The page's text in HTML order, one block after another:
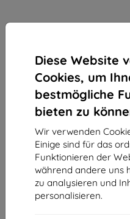
Diese Website
Cookies, um
bestmögliche
bieten zu
Wir verwenden
Einige sind für das
Funktionieren der
während andere uns
zu analysieren und
personalisieren.
3mk Silky Matt Privacy
Power Armor 18
Geeignet für: Ulefone
14,90 €
13,41 €